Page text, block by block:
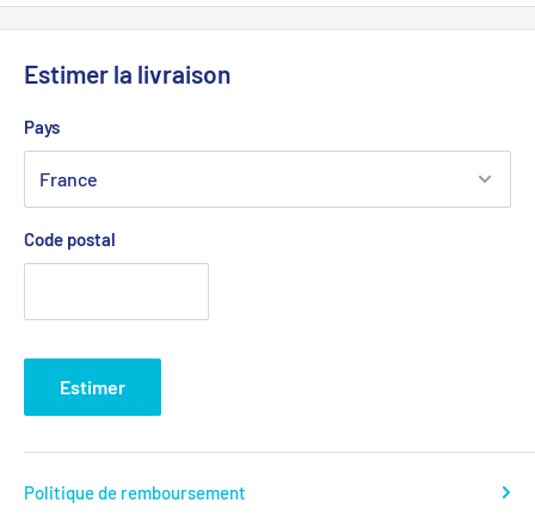
Estimer la livraison
Pays
Code postal
Estimer
Politique de remboursement